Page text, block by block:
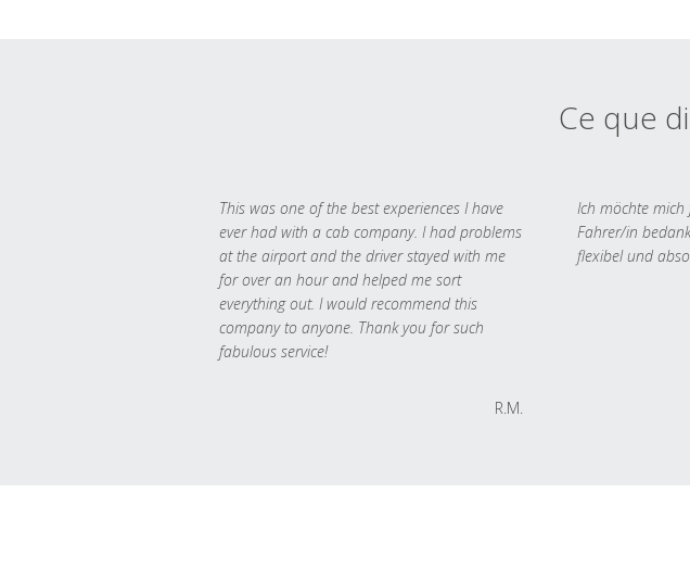
Ce que
This was one of the best experiences I have
ever had with a cab company. I had problems
at the airport and the driver stayed with me
for over an hour and helped me sort
everything out. I would recommend this
company to anyone. Thank you for such
fabulous service!
R.M.
Ich möchte mich
Fahrer/in
flexibel und